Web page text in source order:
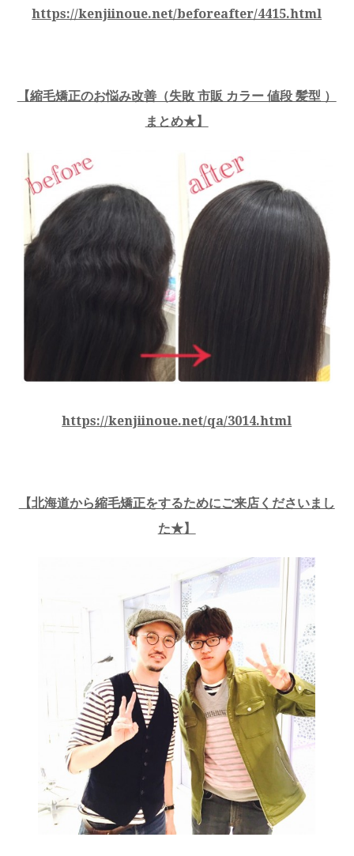
https://kenjiinoue.net/beforeafter/4415.html
【縮毛矯正のお悩み改善（失敗 市販 カラー 値段 髪型 ）
まとめ★】
https://kenjiinoue.net/qa/3014.html
【北海道から縮毛矯正をするためにご来店くださいまし
た★】